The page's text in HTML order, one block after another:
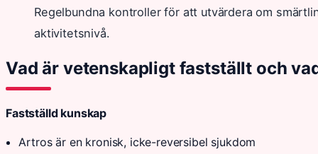
Regelbundna kontroller för att utvärdera om
aktivitetsnivå.
Vad är vetenskapligt fastställt och
Fastställd kunskap
Artros är en kronisk, icke-reversibel sjukdom